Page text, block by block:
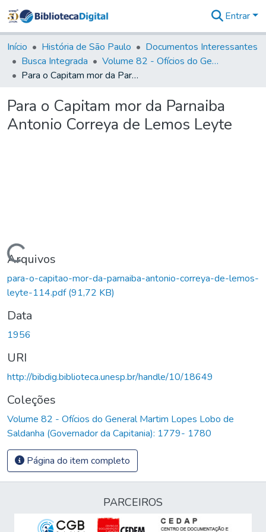
&
Coleções
Tudo na
Biblioteca
Estatísticas
Entrar
Início História de São Paulo
Documentos Interessantes
Busca Integrada
Volume 82 - Ofícios do General Martim Lopes Lobo de Saldanha (Governador da Capitania): 1779- 1780
Para o Capitam mor da Parnaiba Antonio Correya de Lemos Leyte
Para o Capitam mor da Parnaiba
Antonio Correya de Lemos Leyte
Carregando...
Arquivos
para-o-capitao-mor-da-parnaiba-antonio-correya-de-lemos-
leyte-114.pdf(91,72 KB)
Data
1956
URI
http://bibdig.biblioteca.unesp.br/handle/10/18649
Coleções
Volume 82 - Ofícios do General Martim Lopes Lobo de
Saldanha (Governador da Capitania): 1779- 1780
Página do item completo
PARCEIROS